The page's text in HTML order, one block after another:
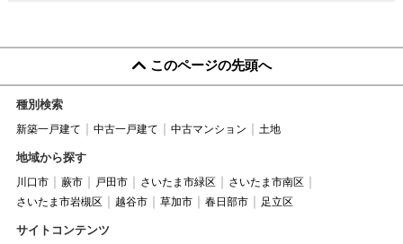
このページの先頭へ
種別検索
新築一戸建て 中古一戸建て 中古マンション 土地
地域から探す
川口市 蕨市 戸田市 さいたま市緑区
さいたま市南区
さいたま市岩槻区
越谷市 草加市 春日部市 足立区
サイトコンテンツ